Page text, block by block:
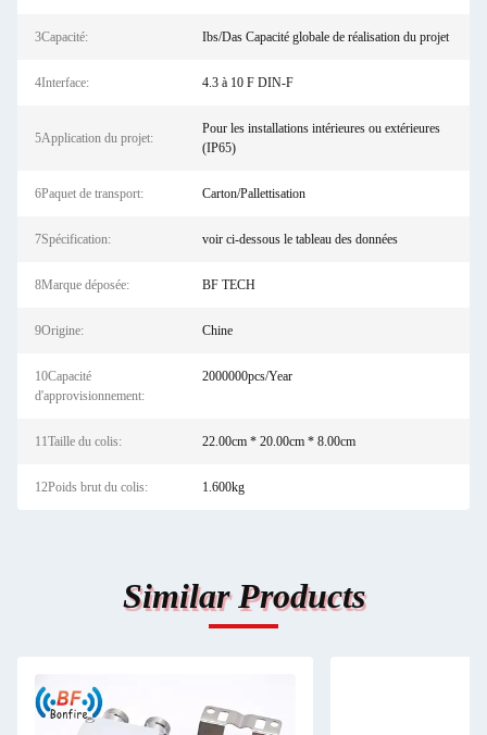
3Capacité: Ibs/Das Capacité globale de réalisation du projet
4Interface: 4.3 à 10 F DIN-F
5Application du projet:
Pour les installations intérieures ou extérieures
(IP65)
6Paquet de transport: Carton/Pallettisation
7Spécification: voir ci-dessous le tableau des données
8Marque déposée: BF TECH
9Origine: Chine
10Capacité
d'approvisionnement:
2000000pcs/Year
11Taille du colis: 22.00cm * 20.00cm * 8.00cm
12Poids brut du colis: 1.600kg
Similar Products